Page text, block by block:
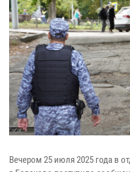
Вечером 25 июля 2025 года в